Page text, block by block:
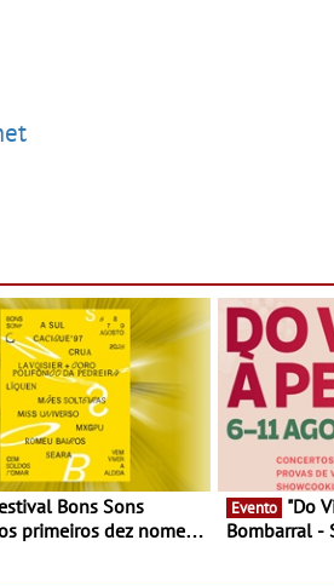
primeiros dez nomes
Evento
Bombarral -